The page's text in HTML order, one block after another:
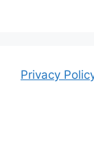
Privacy